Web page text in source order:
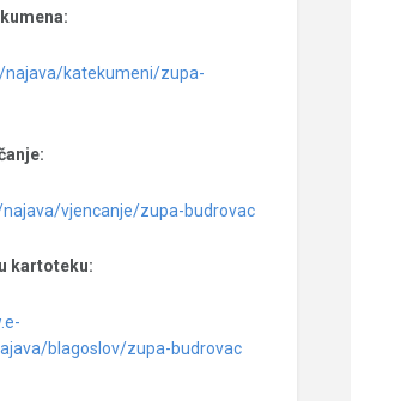
najava/katekumeni/zupa-
vjencanje/zupa-budrovac
kartoteku:
blagoslov/zupa-budrovac